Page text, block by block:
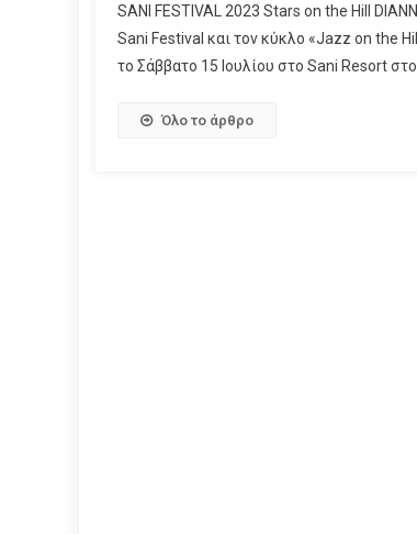
SANI FESTIVAL 2023 Stars on the Hill
Sani Festival και τον κύκλο «Jazz on the
το Σάββατο 15 Ιουλίου στο Sani Resort
Όλο το άρθρο